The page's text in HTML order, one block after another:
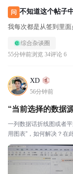
问 不知道这个帖子
我每次都是从签到里
综合杂谈圈
55分钟前浏览 34评论 6
XD
56分钟前
“当前选择的数据
一列数据话折线图或者
用图表”，如何解决？在